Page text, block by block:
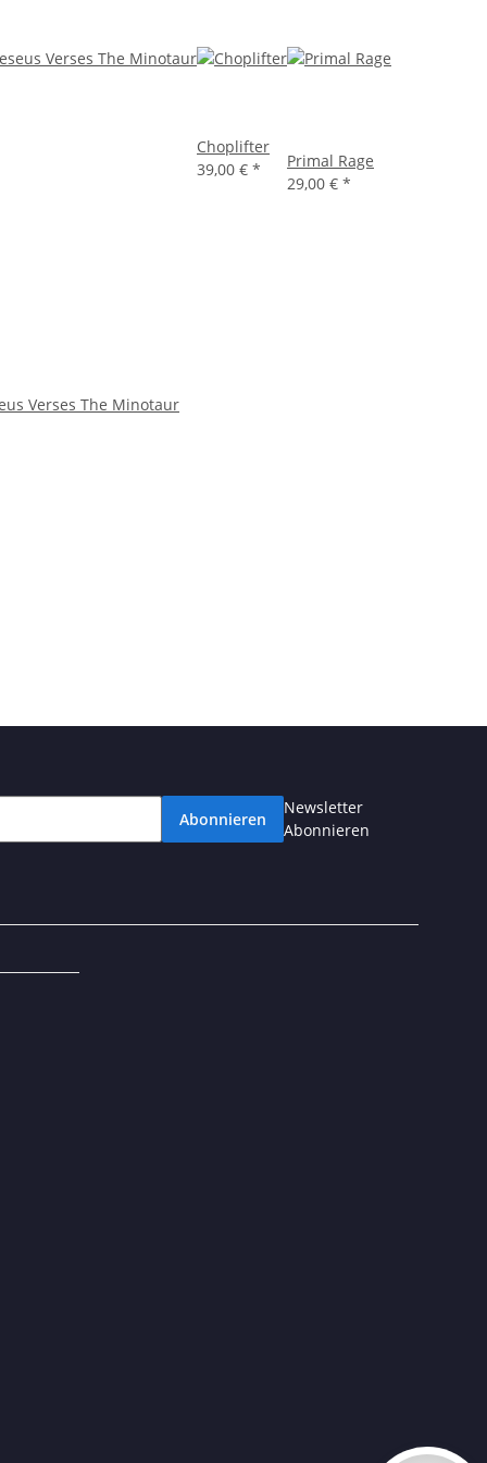
Verses The Minotaur
Choplifter
39,00 € *
Primal Rage
29,00 € *
Abonnieren
Newsletter
Abonnieren